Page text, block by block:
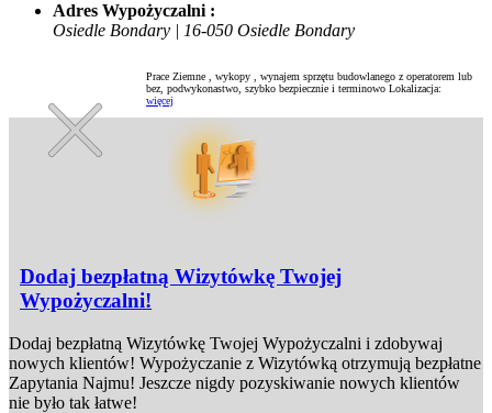
Adres Wypożyczalni :
Osiedle Bondary | 16-050 Osiedle Bondary
Prace Ziemne , wykopy , wynajem sprzętu budowlanego z operatorem lub
bez, podwykonastwo, szybko bezpiecznie i terminowo Lokalizacja:
więcej
Dodaj bezpłatną Wizytówkę Twojej
Wypożyczalni!
Dodaj bezpłatną Wizytówkę Twojej Wypożyczalni i zdobywaj
nowych klientów! Wypożyczanie z Wizytówką otrzymują bezpłatne
Zapytania Najmu! Jeszcze nigdy pozyskiwanie nowych klientów
nie było tak łatwe!